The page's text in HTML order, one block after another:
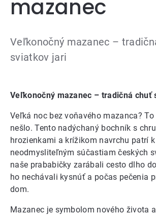
mazanec
Veľkonočný mazanec –
sviatkov jari
Veľkonočný mazanec – tradičná chuť
Veľká noc bez voňavého mazanca?
nešlo. Tento nadýchaný bochník s
hrozienkami a krížikom navrchu patrí k
neodmysliteľným súčastiam českých
naše prababičky zarábali cesto dlho
ho nechávali kysnúť a počas pečenia
dom.
Mazanec je symbolom nového života